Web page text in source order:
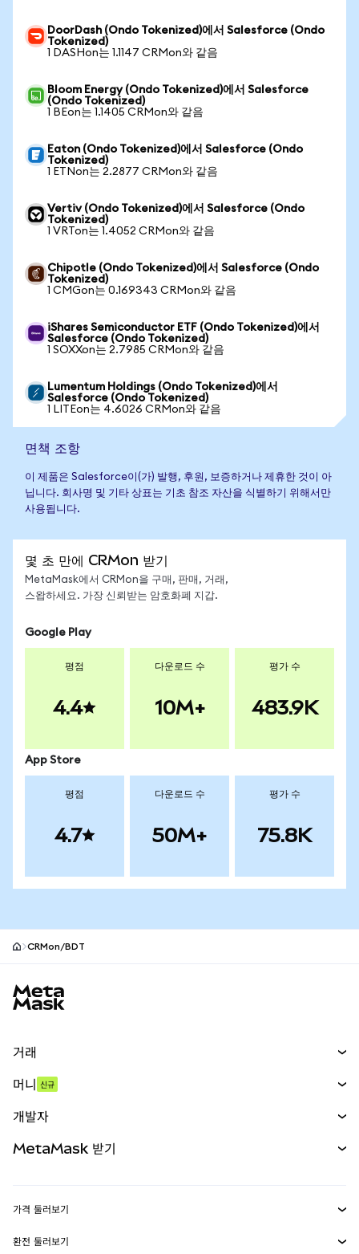
DoorDash (Ondo Tokenized)에서 Salesforce (Ondo
Tokenized)
1 DASHon는 1.1147 CRMon와 같음
Bloom Energy (Ondo Tokenized)에서 Salesforce
(Ondo Tokenized)
1 BEon는 1.1405 CRMon와 같음
Eaton (Ondo Tokenized)에서 Salesforce (Ondo
Tokenized)
1 ETNon는 2.2877 CRMon와 같음
Vertiv (Ondo Tokenized)에서 Salesforce (Ondo
Tokenized)
1 VRTon는 1.4052 CRMon와 같음
Chipotle (Ondo Tokenized)에서 Salesforce (Ondo
Tokenized)
1 CMGon는 0.169343 CRMon와 같음
iShares Semiconductor ETF (Ondo Tokenized)에서
Salesforce (Ondo Tokenized)
1 SOXXon는 2.7985 CRMon와 같음
Lumentum Holdings (Ondo Tokenized)에서
Salesforce (Ondo Tokenized)
1 LITEon는 4.6026 CRMon와 같음
면책 조항
이 제품은 Salesforce이(가) 발행, 후원, 보증하거나 제휴한 것이 아
닙니다. 회사명 및 기타 상표는 기초 참조 자산을 식별하기 위해서만
사용됩니다.
몇 초 만에 CRMon 받기
MetaMask에서 CRMon을 구매, 판매, 거래,
스왑하세요. 가장 신뢰받는 암호화폐 지갑.
Google Play
평점
4.4
다운로드 수
10M+
평가 수
483.9K
App Store
평점
4.7
다운로드 수
50M+
평가 수
75.8K
CRMon/BDT
거래
무기한 선물
실물자산
머니 신규
개발자
MetaMask Connect
MetaMask 받기
가격 둘러보기
이더리움 가격
환전 둘러보기